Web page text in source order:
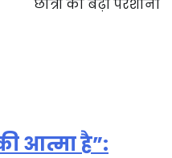
छात्रों की बढ़ी परेशानी
आत्मा है”: